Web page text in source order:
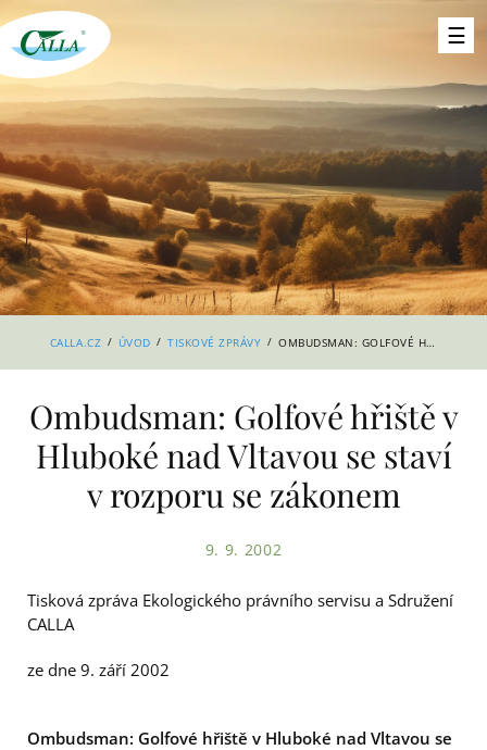
CALLA.CZ / ÚVOD / TISKOVÉ ZPRÁVY / OMBUDSMAN: GOLFOVÉ HŘIŠTĚ V HLUBOKÉ NAD VLTAVOU SE STAVÍ V ROZPORU SE ZÁKONEM
Ombudsman: Golfové hřiště v
Hluboké nad Vltavou se staví
v rozporu se zákonem
9. 9. 2002
Tisková zpráva Ekologického právního servisu a Sdružení
CALLA
ze dne 9. září 2002
Ombudsman: Golfové hřiště v Hluboké nad Vltavou se